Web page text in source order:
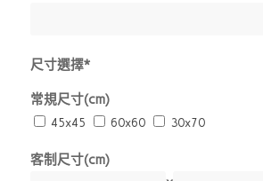
尺寸選擇*
常規尺寸(cm)
45x45 60x60 30x70
客制尺寸(cm)